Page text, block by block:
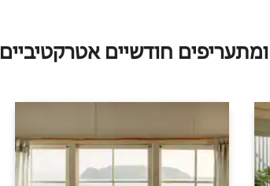
חודשיים אטרקטיביים